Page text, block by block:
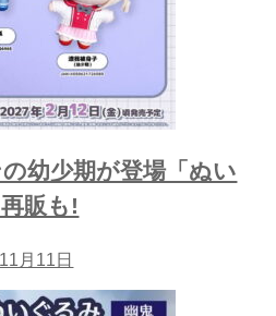
幼少期が登場「ぬい
販も!
月11日